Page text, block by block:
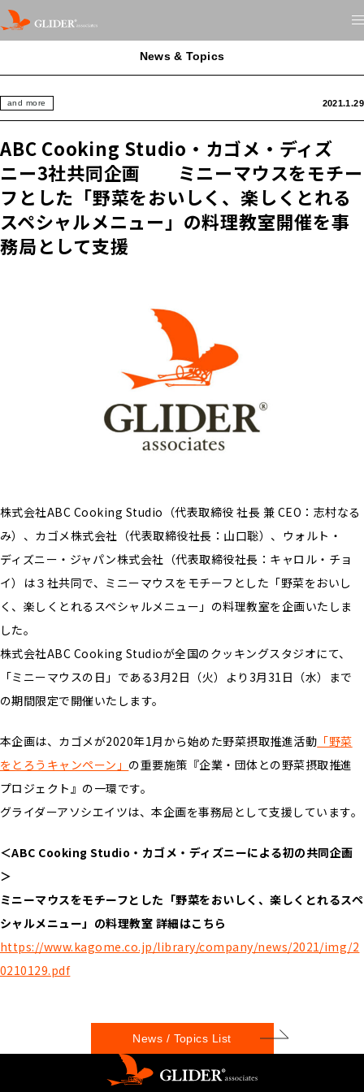
News & Topics
and more 2021.1.29
ABC Cooking Studio・カゴメ・ディズ
ニー3社共同企画 ミニーマウスをモチー
フとした「野菜をおいしく、楽しくとれる
スペシャルメニュー」の料理教室開催を事
務局として支援
株式会社ABC Cooking Studio（代表取締役 社長 兼 CEO：志村なる
み）、カゴメ株式会社（代表取締役社長：山口聡）、ウォルト・
ディズニー・ジャパン株式会社（代表取締役社長：キャロル・チョ
イ）は３社共同で、ミニーマウスをモチーフとした「野菜をおいし
く、楽しくとれるスペシャルメニュー」の料理教室を企画いたしま
した。
株式会社ABC Cooking Studioが全国のクッキングスタジオにて、
「ミニーマウスの日」である3月2日（火）より3月31日（水）まで
の期間限定で開催いたします。
本企画は、カゴメが2020年1月から始めた野菜摂取推進活動 「野菜
をとろうキャンペーン」 の重要施策『企業・団体との野菜摂取推進
プロジェクト』の一環です。
グライダーアソシエイツは、本企画を事務局として支援しています。
＜ABC Cooking Studio・カゴメ・ディズニーによる初の共同企画
＞
ミニーマウスをモチーフとした「野菜をおいしく、楽しくとれるスペ
シャルメニュー」の料理教室 詳細はこちら
https://www.kagome.co.jp/library/company/news/2021/img/2
0210129.pdf
News / Topics List